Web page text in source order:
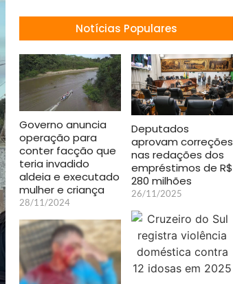
Notícias Populares
Governo anuncia
operação para
conter facção que
teria invadido
aldeia e executado
mulher e criança
28/11/2024
Deputados
aprovam correções
nas redações dos
empréstimos de R$
280 milhões
26/11/2025